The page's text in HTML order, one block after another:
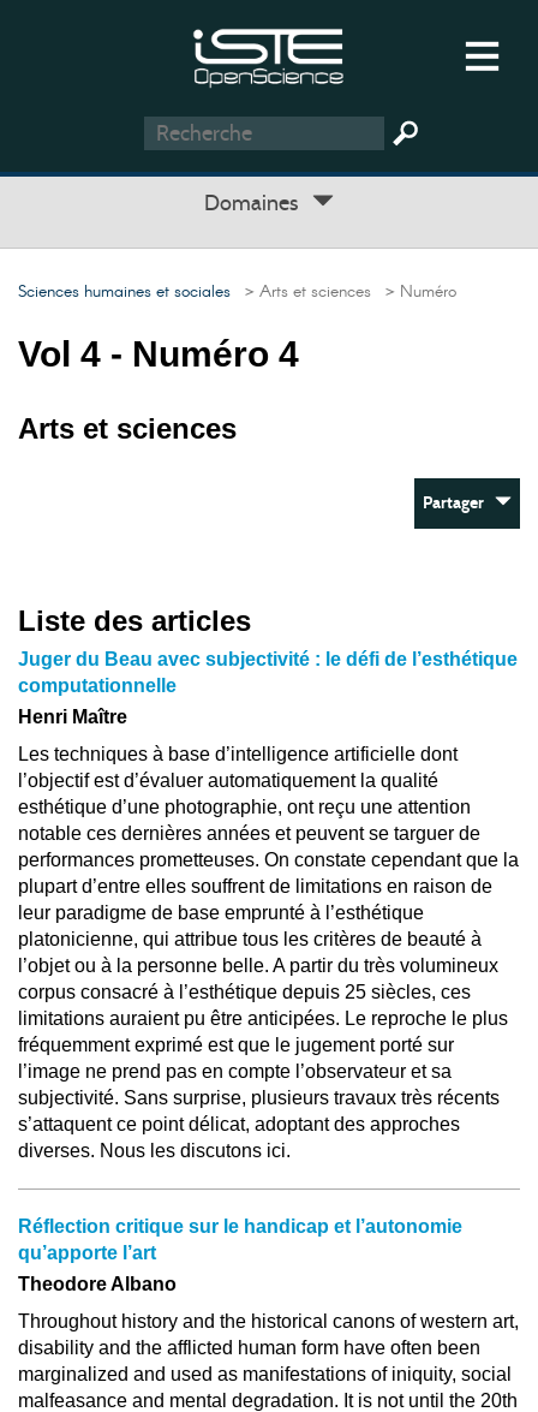
Domaines
Sciences humaines et sociales > Arts et sciences > Numéro
Vol 4 - Numéro 4
Arts et sciences
Partager
Liste des articles
Juger du Beau avec subjectivité : le défi de l’esthétique
computationnelle
Henri Maître
Les techniques à base d’intelligence artificielle dont
l’objectif est d’évaluer automatiquement la qualité
esthétique d’une photographie, ont reçu une attention
notable ces dernières années et peuvent se targuer de
performances prometteuses. On constate cependant que la
plupart d’entre elles souffrent de limitations en raison de
leur paradigme de base emprunté à l’esthétique
platonicienne, qui attribue tous les critères de beauté à
l’objet ou à la personne belle. A partir du très volumineux
corpus consacré à l’esthétique depuis 25 siècles, ces
limitations auraient pu être anticipées. Le reproche le plus
fréquemment exprimé est que le jugement porté sur
l’image ne prend pas en compte l’observateur et sa
subjectivité. Sans surprise, plusieurs travaux très récents
s’attaquent ce point délicat, adoptant des approches
diverses. Nous les discutons ici.
Réflection critique sur le handicap et l’autonomie
qu’apporte l’art
Theodore Albano
Throughout history and the historical canons of western art,
disability and the afflicted human form have often been
marginalized and used as manifestations of iniquity, social
malfeasance and mental degradation. It is not until the 20th